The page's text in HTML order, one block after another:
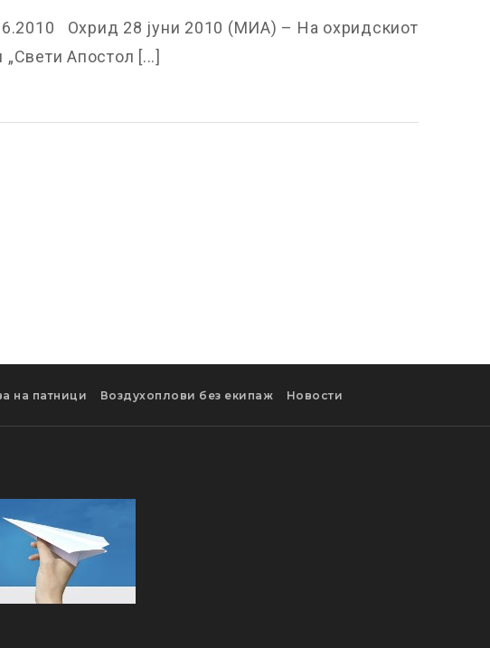
Охрид 28 јуни 2010 (МИА) – На охридскиот
Апостол [...]
на патници Воздухоплови без екипаж Новости